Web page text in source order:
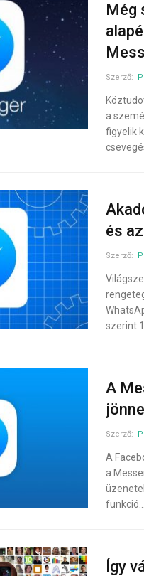
Még
Szerző:
a
figyelik
és
Szerző:
szerint
A
Szerző:
A
a
funkció…
Így